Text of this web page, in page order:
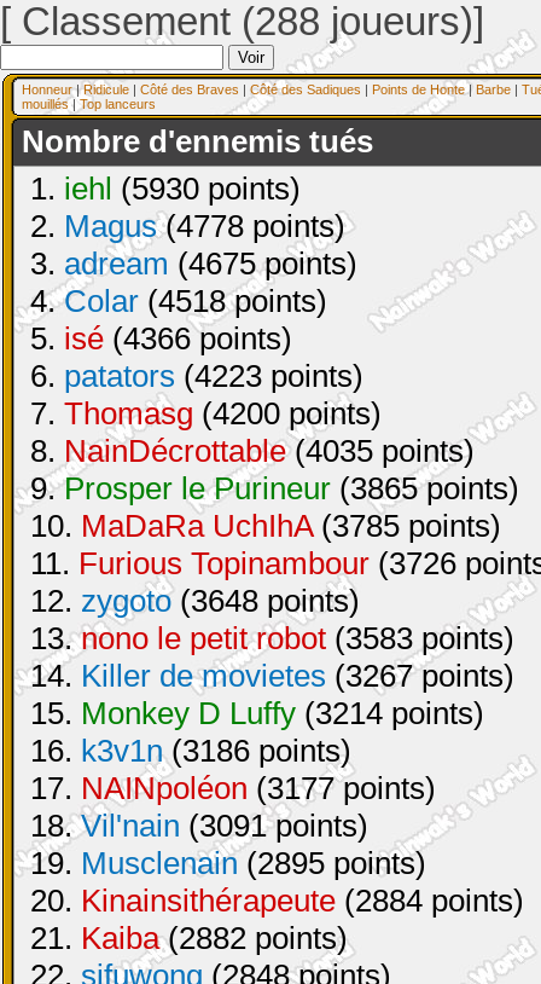
[ Classement (288 joueurs)]
Honneur|Ridicule | Côté des Braves | Côté des Sadiques | Points de Honte| Barbe |
mouillés| Top lanceurs
Nombre d'ennemis tués
1. iehl (5930 points)
2. Magus(4778 points)
3. adream (4675 points)
4.Colar (4518 points)
5. isé (4366 points)
6. patators (4223 points)
7. Thomasg (4200 points)
8. NainDécrottable(4035 points)
9.Prosper le Purineur (3865 points)
10. MaDaRa UchIhA(3785 points)
11. Furious Topinambour (3726
12. zygoto(3648 points)
13.nono le petit robot (3583 points)
14. Killer de movietes (3267 points)
15. Monkey D Luffy (3214 points)
16. k3v1n(3186 points)
17. NAINpoléon (3177 points)
18.Vil'nain (3091 points)
19. Musclenain (2895 points)
20. Kinainsithérapeute (2884 points)
21. Kaiba(2882 points)
22. sifuwong (2848 points)